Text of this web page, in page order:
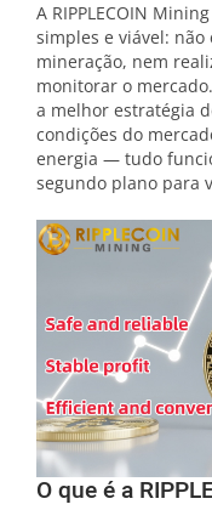
A RIPPLECOIN
simples e viável:
mineração, nem
monitorar o
a melhor estratégia
condições do
energia — tudo
segundo plano para
O que é a